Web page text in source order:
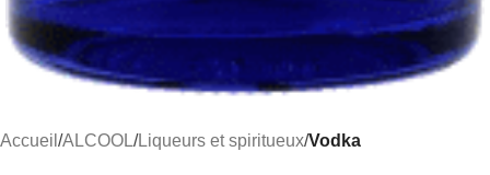
Accueil ALCOOL Liqueurs et spiritueux Vodka